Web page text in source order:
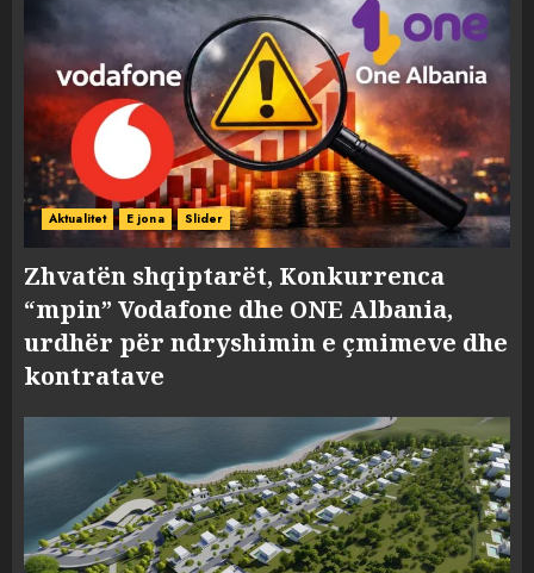
Aktualitet E jona Slider
Zhvatën shqiptarët, Konkurrenca
“mpin” Vodafone dhe ONE Albania,
urdhër për ndryshimin e çmimeve dhe
kontratave